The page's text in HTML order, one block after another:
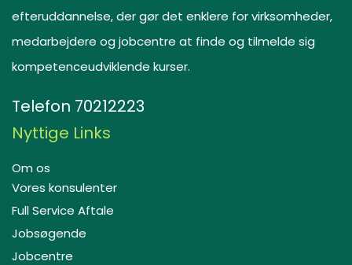
efteruddannelse, der gør det enklere for virksomheder,
medarbejdere og jobcentre at finde og tilmelde sig
kompetenceudviklende kurser.
Telefon 70212223
Nyttige Links
Om os
Vores konsulenter
Full Service Aftale
Jobsøgende
Jobcentre